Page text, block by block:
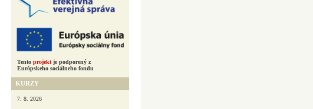
Tento projekt je podporený z
Európskeho sociálneho fondu
KURZY
7. 8. 2026